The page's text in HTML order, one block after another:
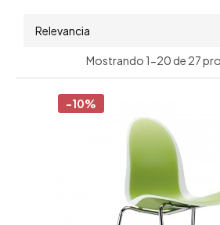
Relevancia
Mostrando 1-20 de 27
-10%